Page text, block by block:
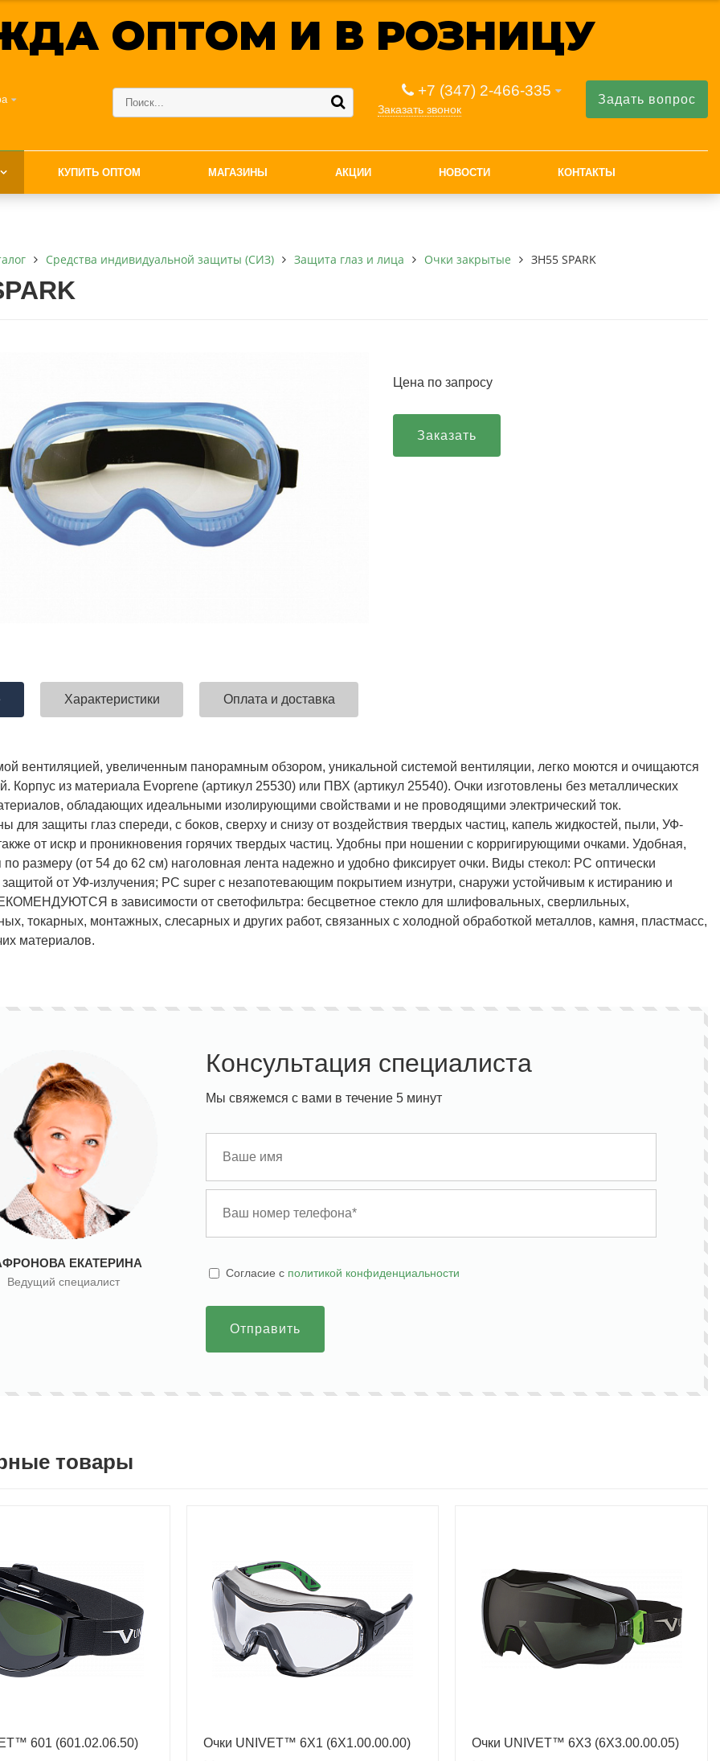
ОПТОМ И В РОЗНИЦУ
+7 (347) 2-466-335
Заказать звонок
Задать вопрос
КУПИТЬ ОПТОМ МАГАЗИНЫ АКЦИИ НОВОСТИ КОНТАКТЫ
Униформа медработников
АКЦИЯ! Полукомбинезон рыбацкий
по специальной цене!
Костюм по ЛУЧШЕЙ ЦЕНЕ!
Средства индивидуальной защиты (СИЗ) Защита глаз и лица Очки закрытые ЗН55 SPARK
Цена по запросу
Заказать
Характеристики Оплата и доставка
вентиляцией, увеличенным панорамным обзором, уникальной системой вентиляции, легко моются и очищаются
Корпус из материала Evoprene (артикул 25530) или ПВХ (артикул 25540). Очки изготовлены без металлических
обладающих идеальными изолирующими свойствами и не проводящими электрический ток.
для защиты глаз спереди, с боков, сверху и снизу от воздействия твердых частиц, капель жидкостей, пыли, УФ-
от искр и проникновения горячих твердых частиц. Удобны при ношении с корригирующими очками. Удобная,
по размеру (от 54 до 62 см) наголовная лента надежно и удобно фиксирует очки. Виды стекол: РС оптически
от УФ-излучения; РС super с незапотевающим покрытием изнутри, снаружи устойчивым к истиранию и
в зависимости от светофильтра: бесцветное стекло для шлифовальных, сверлильных,
токарных, монтажных, слесарных и других работ, связанных с холодной обработкой металлов, камня, пластмасс,
материалов.
ЕКАТЕРИНА
Ведущий специалист
Консультация специалиста
Мы свяжемся с вами в течение 5 минут
Cогласие с политикой конфиденциальности
Отправить
товары
601 (601.02.06.50) Очки UNIVET™ 6Х1 (6Х1.00.00.00) Очки UNIVET™ 6Х3 (6Х3.00.00.05)